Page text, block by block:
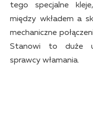
tego specjalne
między wkładem a
mechaniczne
Stanowi to duże
sprawcy włamania.